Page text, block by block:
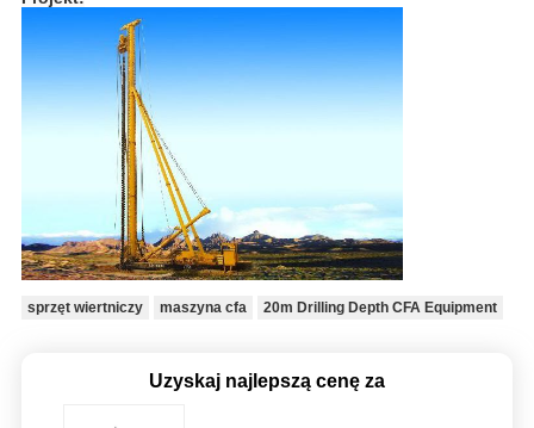
sprzęt wiertniczy maszyna cfa 20m Drilling Depth CFA Equipment
Uzyskaj najlepszą cenę za